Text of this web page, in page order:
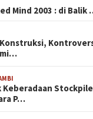
Pilihan
dan
Mind 2003 : di Balik
Keberadaan Stockpile
P…